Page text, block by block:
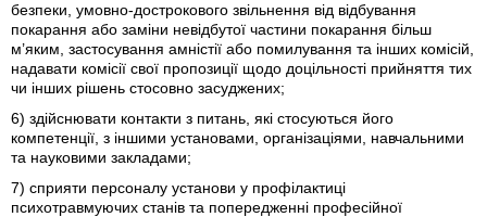
безпеки, умовно-дострокового звільнення від відбування
покарання або заміни невідбутої частини покарання більш
м’яким, застосування амністії або помилування та інших комісій,
надавати комісії свої пропозиції щодо доцільності прийняття тих
чи інших рішень стосовно засуджених;
6) здійснювати контакти з питань, які стосуються його
компетенції, з іншими установами, організаціями, навчальними
та науковими закладами;
7) сприяти персоналу установи у профілактиці
психотравмуючих станів та попередженні професійної